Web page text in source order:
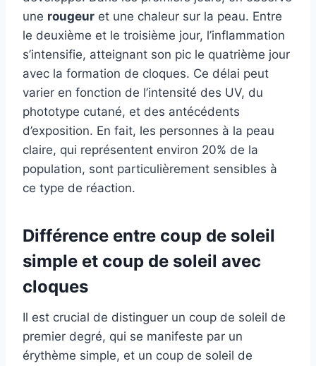
une rougeur et une chaleur sur la peau. Entre
le deuxième et le troisième jour, l’inflammation
s’intensifie, atteignant son pic le quatrième jour
avec la formation de cloques. Ce délai peut
varier en fonction de l’intensité des UV, du
phototype cutané, et des antécédents
d’exposition. En fait, les personnes à la peau
claire, qui représentent environ 20% de la
population, sont particulièrement sensibles à
ce type de réaction.
Différence entre coup de soleil
simple et coup de soleil avec
cloques
Il est crucial de distinguer un coup de soleil de
premier degré, qui se manifeste par un
érythème simple, et un coup de soleil de